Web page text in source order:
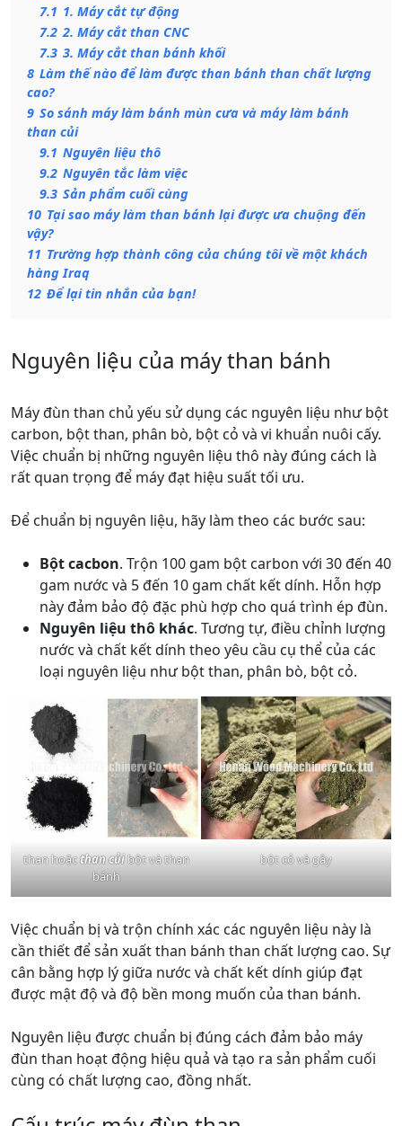
7.1 1. Máy cắt tự động
7.2 2. Máy cắt than CNC
7.3 3. Máy cắt than bánh khối
8 Làm thế nào để làm được than bánh than chất lượng
cao?
9 So sánh máy làm bánh mùn cưa và máy làm bánh
than củi
9.1 Nguyên liệu thô
9.2 Nguyên tắc làm việc
9.3 Sản phẩm cuối cùng
10 Tại sao máy làm than bánh lại được ưa chuộng đến
vậy?
11 Trường hợp thành công của chúng tôi về một khách
hàng Iraq
12 Để lại tin nhắn của bạn!
Nguyên liệu của máy than bánh
Máy đùn than chủ yếu sử dụng các nguyên liệu như bột
carbon, bột than, phân bò, bột cỏ và vi khuẩn nuôi cấy.
Việc chuẩn bị những nguyên liệu thô này đúng cách là
rất quan trọng để máy đạt hiệu suất tối ưu.
Để chuẩn bị nguyên liệu, hãy làm theo các bước sau:
Bột cacbon. Trộn 100 gam bột carbon với 30 đến 40
gam nước và 5 đến 10 gam chất kết dính. Hỗn hợp
này đảm bảo độ đặc phù hợp cho quá trình ép đùn.
Nguyên liệu thô khác. Tương tự, điều chỉnh lượng
nước và chất kết dính theo yêu cầu cụ thể của các
loại nguyên liệu như bột than, phân bò, bột cỏ.
than hoặcthan củibột và than
bánh
bột cỏ và gậy
Việc chuẩn bị và trộn chính xác các nguyên liệu này là
cần thiết để sản xuất than bánh than chất lượng cao. Sự
cân bằng hợp lý giữa nước và chất kết dính giúp đạt
được mật độ và độ bền mong muốn của than bánh.
Nguyên liệu được chuẩn bị đúng cách đảm bảo máy
đùn than hoạt động hiệu quả và tạo ra sản phẩm cuối
cùng có chất lượng cao, đồng nhất.